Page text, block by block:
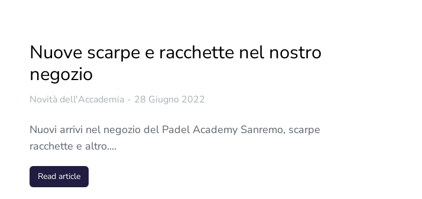
Nuove scarpe e racchette nel nostro
negozio
Novità dell'Accademia 28 Giugno 2022
Nuovi arrivi nel negozio del Padel Academy Sanremo, scarpe
racchette e altro....
Read article